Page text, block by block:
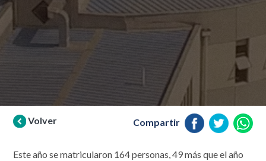
Volver Compartir
Este año se matricularon 164 personas, 49 más que el año